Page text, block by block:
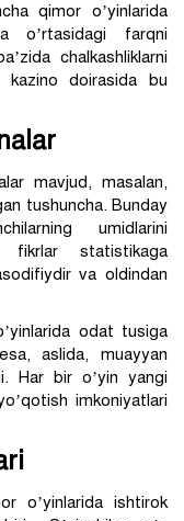
qimor o’yinlarida
o’rtasidagi farqni
chalkashliklarni
kazino doirasida bu
mavjud, masalan,
tushuncha. Bunday
umidlarini
fikrlar statistikaga
va oldindan
odat tusiga
aslida, muayyan
Har bir o’yin yangi
imkoniyatlari
o’yinlarida ishtirok